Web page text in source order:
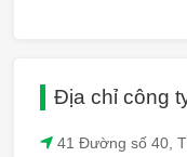
Địa chỉ công
41 Đường số 40,